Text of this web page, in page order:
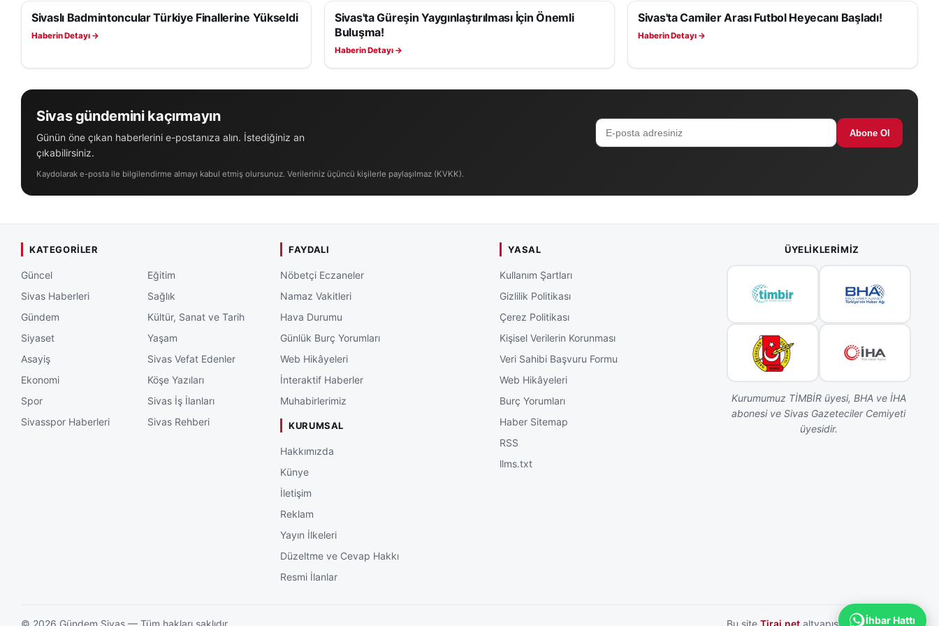
SPOR
Sivaslı Badmintoncular Türkiye Finallerine Yükseldi
Haberin Detayı →
SPOR
Sivas'ta Güreşin Yaygınlaştırılması İçin Önemli
Buluşma!
Haberin Detayı →
SPOR
Sivas'ta Camiler Arası Futbol Heyecanı Başladı!
Haberin Detayı →
Sivas gündemini kaçırmayın
Günün öne çıkan haberlerini e-postanıza alın. İstediğiniz an
çıkabilirsiniz.
Abone Ol
Kaydolarak e-posta ile bilgilendirme almayı kabul etmiş olursunuz. Verileriniz üçüncü kişilerle paylaşılmaz (KVKK).
KATEGORILER
Güncel
Sivas Haberleri
Gündem
Siyaset
Asayiş
Ekonomi
Spor
Sivasspor Haberleri
Eğitim
Sağlık
Kültür, Sanat ve Tarih
Yaşam
Sivas Vefat Edenler
Köşe Yazıları
Sivas İş İlanları
Sivas Rehberi
FAYDALI
Nöbetçi Eczaneler
Namaz Vakitleri
Hava Durumu
Günlük Burç Yorumları
Web Hikâyeleri
İnteraktif Haberler
Muhabirlerimiz
KURUMSAL
Hakkımızda
Künye
İletişim
Reklam
Yayın İlkeleri
Düzeltme ve Cevap Hakkı
Resmi İlanlar
YASAL
Kullanım Şartları
Gizlilik Politikası
Çerez Politikası
Kişisel Verilerin Korunması
Veri Sahibi Başvuru Formu
Web Hikâyeleri
Burç Yorumları
Haber Sitemap
RSS
llms.txt
ÜYELIKLERIMIZ
Kurumumuz TİMBİR üyesi, BHA ve İHA
abonesi ve Sivas Gazeteciler Cemiyeti
üyesidir.
© 2026 Gündem Sivas — Tüm hakları saklıdır. Bu site Tiraj.net altyapısı ile hazırlanmıştır.
İhbar Hattı